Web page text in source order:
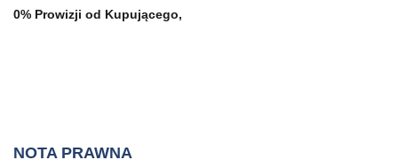
0% Prowizji od Kupującego,
NOTA PRAWNA